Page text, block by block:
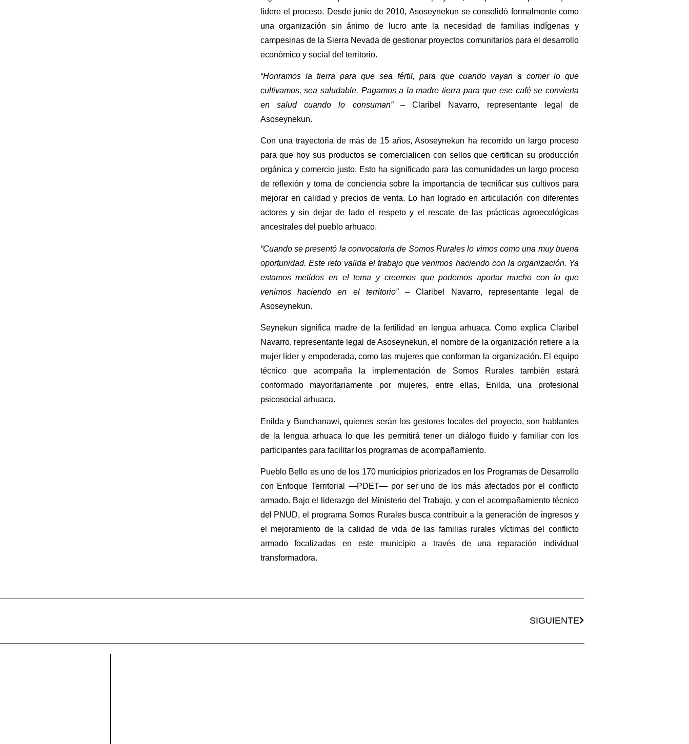
lidere el proceso. Desde junio de 2010, Asoseynekun se consolidó formalmente como
una organización sin ánimo de lucro ante la necesidad de familias indígenas y
campesinas de la Sierra Nevada de gestionar proyectos comunitarios para el desarrollo
económico y social del territorio.
“Honramos la tierra para que sea fértil, para que cuando vayan a comer lo que
cultivamos, sea saludable. Pagamos a la madre tierra para que ese café se convierta
en salud cuando lo consuman”– Claribel Navarro, representante legal de
Asoseynekun.
Con una trayectoria de más de 15 años, Asoseynekun ha recorrido un largo proceso
para que hoy sus productos se comercialicen con sellos que certifican su producción
orgánica y comercio justo. Esto ha significado para las comunidades un largo proceso
de reflexión y toma de conciencia sobre la importancia de tecnificar sus cultivos para
mejorar en calidad y precios de venta. Lo han logrado en articulación con diferentes
actores y sin dejar de lado el respeto y el rescate de las prácticas agroecológicas
ancestrales del pueblo arhuaco.
“Cuando se presentó la convocatoria de Somos Rurales lo vimos como una muy buena
oportunidad. Este reto valida el trabajo que venimos haciendo con la organización. Ya
estamos metidos en el tema y creemos que podemos aportar mucho con lo que
venimos haciendo en el territorio”– Claribel Navarro, representante legal de
Asoseynekun.
Seynekun significa madre de la fertilidad en lengua arhuaca. Como explica Claribel
Navarro, representante legal de Asoseynekun, el nombre de la organización refiere a la
mujer líder y empoderada, como las mujeres que conforman la organización. El equipo
técnico que acompaña la implementación de Somos Rurales también estará
conformado mayoritariamente por mujeres, entre ellas, Enilda, una profesional
psicosocial arhuaca.
Enilda y Bunchanawi, quienes serán los gestores locales del proyecto, son hablantes
de la lengua arhuaca lo que les permitirá tener un diálogo fluido y familiar con los
participantes para facilitar los programas de acompañamiento.
Pueblo Bello es uno de los 170 municipios priorizados en los Programas de Desarrollo
con Enfoque Territorial —PDET— por ser uno de los más afectados por el conflicto
armado. Bajo el liderazgo del Ministerio del Trabajo, y con el acompañamiento técnico
del PNUD, el programa Somos Rurales busca contribuir a la generación de ingresos y
el mejoramiento de la calidad de vida de las familias rurales víctimas del conflicto
armado focalizadas en este municipio a través de una reparación individual
transformadora.
SIGUIENTE